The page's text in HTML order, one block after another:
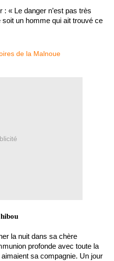
: « Le danger n’est pas très
un homme qui ait trouvé ce
la nuit dans sa chère
profonde avec toute la
sa compagnie. Un jour